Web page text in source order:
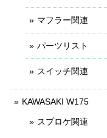
マフラー関連
パーツリスト
スイッチ関連
KAWASAKI W175
スプロケ関連